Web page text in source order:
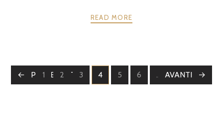
READ MORE
POSTS
NAVIGATION
PRECEDENTE
PAGINE
1 PAGINE
2 PAGINE
3 PAGINE
4 PAGINE
5 PAGINE
6 … PAGINE
11
AVANTI